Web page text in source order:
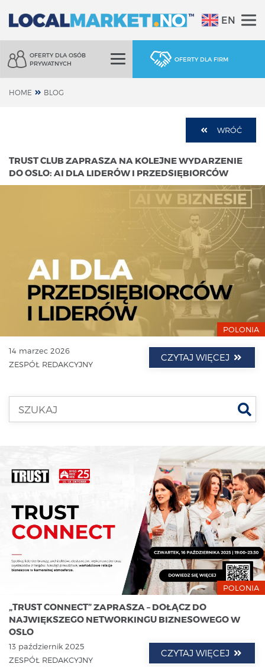
EN
OFERTY DLA OSÓB
PRYWATNYCH
OFERTY DLA FIRM
HOME BLOG
WRÓĆ
TRUST CLUB ZAPRASZA NA KOLEJNE WYDARZENIE
DO OSLO: AI DLA LIDERÓW I PRZEDSIĘBIORCÓW
POLONIA
14 marzec 2026
ZESPÓŁ REDAKCYJNY
CZYTAJ WIĘCEJ
POLONIA
„TRUST CONNECT” ZAPRASZA – DOŁĄCZ DO
NAJWIĘKSZEGO NETWORKINGU BIZNESOWEGO W
OSLO
13 październik 2025
ZESPÓŁ REDAKCYJNY
CZYTAJ WIĘCEJ